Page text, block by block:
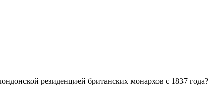
резиденцией британских монархов с 1837 года?